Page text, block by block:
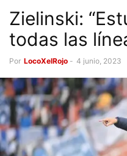
Zielinski:
todas las
Por LocoXelRojo - 4 junio, 2023